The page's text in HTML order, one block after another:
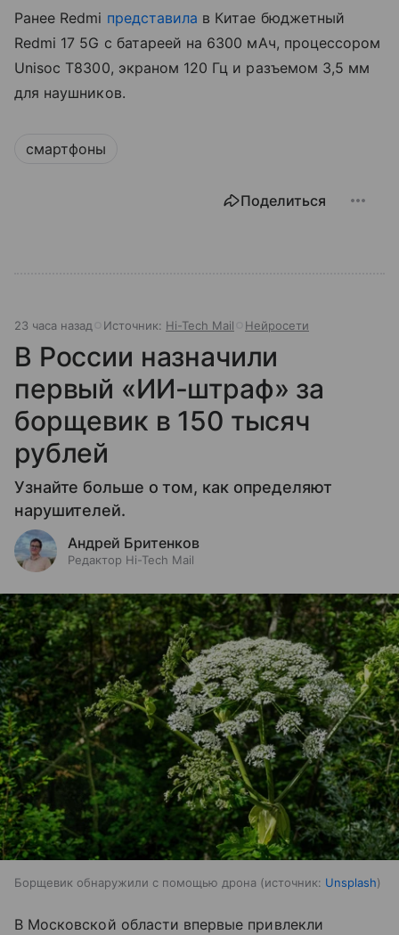
Ранее Redmi представила в Китае бюджетный
Redmi 17 5G с батареей на 6300 мАч, процессором
Unisoc T8300, экраном 120 Гц и разъемом 3,5 мм
для наушников.
смартфоны
Поделиться
23 часа назад Источник: Hi-Tech Mail Нейросети
В России назначили
первый «ИИ-штраф» за
борщевик в 150 тысяч
рублей
Узнайте больше о том, как определяют
нарушителей.
Андрей Бритенков
Редактор Hi-Tech Mail
Борщевик обнаружили с помощью дрона источник: Unsplash
В Московской области впервые привлекли